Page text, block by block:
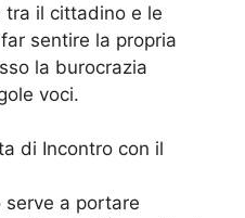
tra il cittadino e le
sentire la propria
la burocrazia
voci.
di Incontro con il
serve a portare